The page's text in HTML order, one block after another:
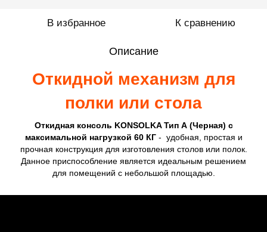
В избранное К сравнению
Описание
Откидной механизм для
полки или стола
Откидная консоль KONSOLKA Тип А (Черная) с
максимальной нагрузкой 60 КГ- удобная, простая и
прочная конструкция для изготовления столов или полок.
Данное приспособление является идеальным решением
для помещений с небольшой площадью.